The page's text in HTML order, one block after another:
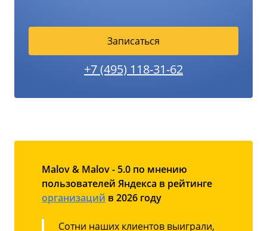
Записаться
+7 (495) 118-31-62
Malov & Malov - 5.0 по мнению
пользователей Яндекса в рейтинге
организаций в 2026 году
Сотни наших клиентов выиграли,